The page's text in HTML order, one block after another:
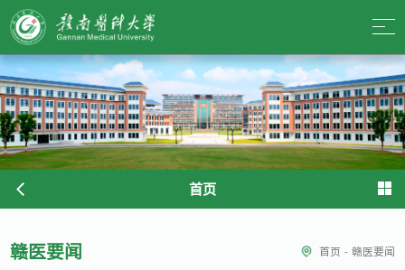
首页
赣医要闻 首页 - 赣医要闻